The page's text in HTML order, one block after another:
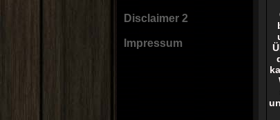
Disclaimer 2
Impressum